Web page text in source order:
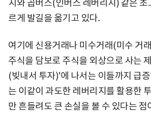
지와 곱버스(인버스 레버리지) 같은
르게 발길을 옮기고 있다.
여기에 신용거래나 미수거래(미수 거
주식을 담보로 주식을 외상으로 사는
(빚내서 투자)'에 나서는 이들까지 급
는 이같이 과도한 레버리지를 활용한
만 흔들려도 큰 손실을 볼 수 있다는 점